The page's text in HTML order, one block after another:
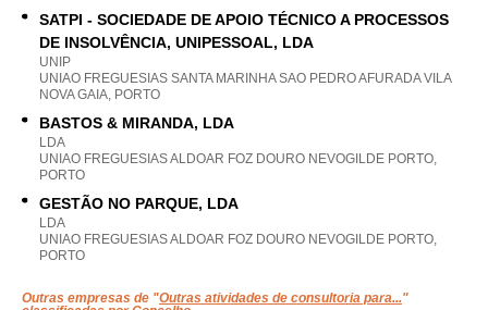
SATPI - SOCIEDADE DE APOIO TÉCNICO A PROCESSOS
DE INSOLVÊNCIA, UNIPESSOAL, LDA
UNIP
UNIAO FREGUESIAS SANTA MARINHA SAO PEDRO AFURADA VILA
NOVA GAIA, PORTO
BASTOS & MIRANDA, LDA
LDA
UNIAO FREGUESIAS ALDOAR FOZ DOURO NEVOGILDE PORTO,
PORTO
GESTÃO NO PARQUE, LDA
LDA
UNIAO FREGUESIAS ALDOAR FOZ DOURO NEVOGILDE PORTO,
PORTO
Outras empresas de "Outras atividades de consultoria para..."